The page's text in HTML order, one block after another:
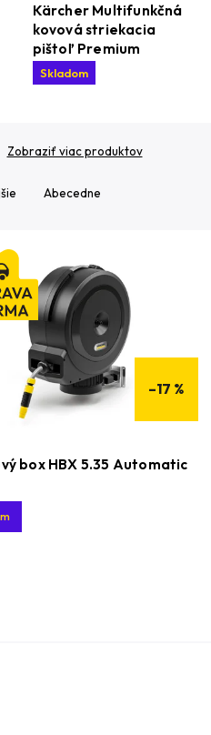
Kärcher Multifunkčná
kovová striekacia
pištoľ Premium
Skladom
Zobraziť viac produktov
Abecedne
–17 %
box HBX 5.35 Automatic